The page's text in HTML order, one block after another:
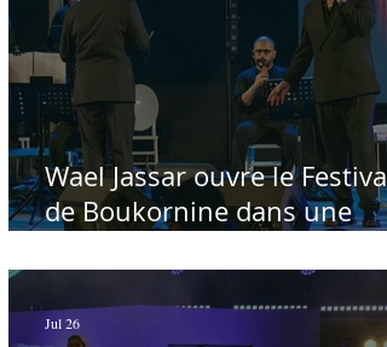
Wael Jassar ouvre le Festival
de Boukornine dans une
à guichets fermés - Par
Manaï
Jul 26